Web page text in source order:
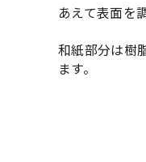
あえて表面を
和紙部分は樹
ます。